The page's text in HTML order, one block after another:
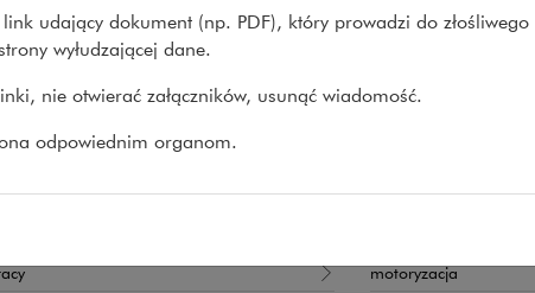
Karlikowski
DORADCA
motoryzacja
udający dokument (np. PDF), który prowadzi do złośliwego
wyłudzającej dane.
nie otwierać załączników, usunąć wiadomość.
odpowiednim organom.